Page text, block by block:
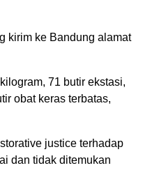
kirim ke Bandung alamat
71 butir ekstasi,
obat keras terbatas,
justice terhadap
dan tidak ditemukan